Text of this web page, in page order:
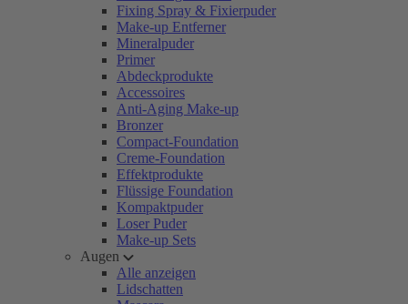
Fixing Spray & Fixierpuder
Make-up Entferner
Mineralpuder
Primer
Abdeckprodukte
Accessoires
Anti-Aging Make-up
Bronzer
Compact-Foundation
Creme-Foundation
Effektprodukte
Flüssige Foundation
Kompaktpuder
Loser Puder
Make-up Sets
Augen
Alle anzeigen
Lidschatten